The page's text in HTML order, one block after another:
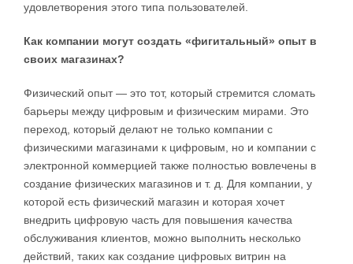
удовлетворения этого типа пользователей.
Как компании могут создать «фигитальный» опыт в
своих магазинах?
Физический опыт — это тот, который стремится сломать
барьеры между цифровым и физическим мирами. Это
переход, который делают не только компании с
физическими магазинами к цифровым, но и компании с
электронной коммерцией также полностью вовлечены в
создание физических магазинов и т. д. Для компании, у
которой есть физический магазин и которая хочет
внедрить цифровую часть для повышения качества
обслуживания клиентов, можно выполнить несколько
действий, таких как создание цифровых витрин на